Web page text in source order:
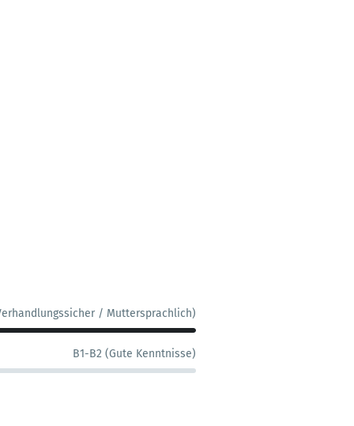
/ Muttersprachlich)
B1-B2 (Gute Kenntnisse)